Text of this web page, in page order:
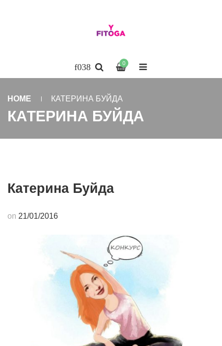
0
HOME КАТЕРИНА БУЙДА
КАТЕРИНА БУЙДА
Катерина Буйда
on 21/01/2016